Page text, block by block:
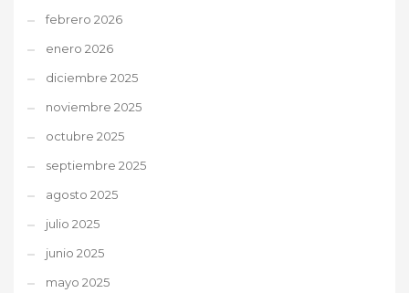
febrero 2026
enero 2026
diciembre 2025
noviembre 2025
octubre 2025
septiembre 2025
agosto 2025
julio 2025
junio 2025
mayo 2025